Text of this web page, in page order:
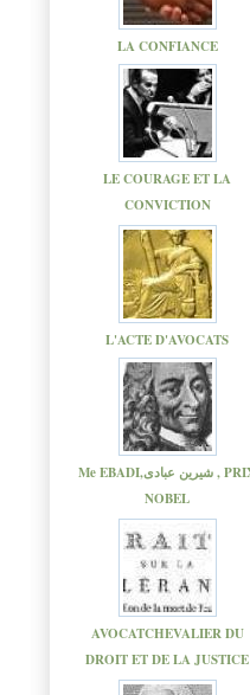
LA CONFIANCE
LE COURAGE ET LA
CONVICTION
L'ACTE D'AVOCATS
Me EBADI,شیرین عبادی , PRIX
NOBEL
AVOCATCHEVALIER DU
DROIT ET DE LA JUSTICE